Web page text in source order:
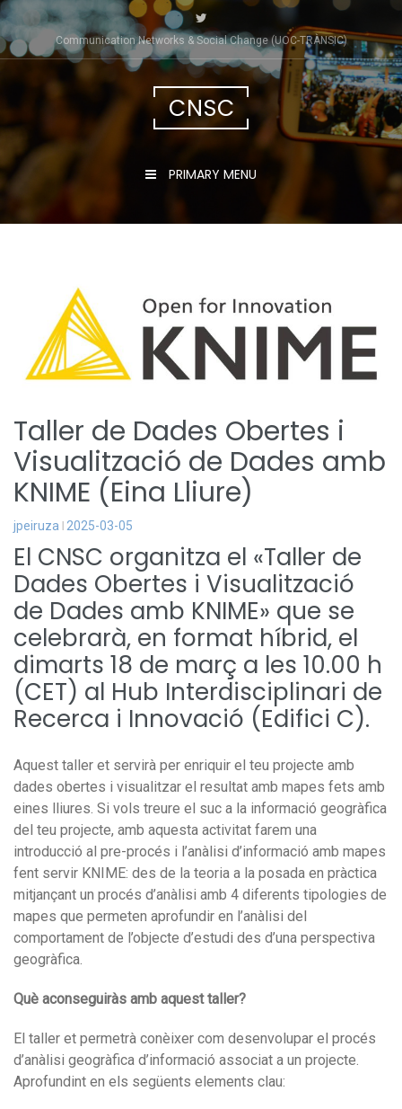
Skip
to
content
Communication Networks & Social Change (UOC-TRÀNSIC)
CNSC
PRIMARY MENU
Taller de Dades Obertes i
Visualització de Dades amb
KNIME (Eina Lliure)
jpeiruza 2025-03-05
El CNSC organitza el «Taller de
Dades Obertes i Visualització
de Dades amb KNIME» que se
celebrarà, en format híbrid, el
dimarts 18 de març a les 10.00 h
(CET) al Hub Interdisciplinari de
Recerca i Innovació (Edifici C).
Aquest taller et servirà per enriquir el teu projecte amb
dades obertes i visualitzar el resultat amb mapes fets amb
eines lliures. Si vols treure el suc a la informació geogràfica
del teu projecte, amb aquesta activitat farem una
introducció al pre-procés i l’anàlisi d’informació amb mapes
fent servir KNIME: des de la teoria a la posada en pràctica
mitjançant un procés d’anàlisi amb 4 diferents tipologies de
mapes que permeten aprofundir en l’anàlisi del
comportament de l’objecte d’estudi des d’una perspectiva
geogràfica.
Què aconseguiràs amb aquest taller?
El taller et permetrà conèixer com desenvolupar el procés
d’anàlisi geogràfica d’informació associat a un projecte.
Aprofundint en els següents elements clau: